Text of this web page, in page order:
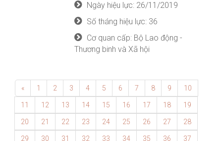
Ngày hiệu lực: 26/11/2019
Số tháng hiệu lực: 36
Cơ quan cấp: Bộ Lao động -
Thương binh và Xã hội
« 1 2 3 4 5 6 7 8 9 10
11 12 13 14 15 16 17 18 19
20 21 22 23 24 25 26 27 28
29 30 31 32 33 34 35 36 37